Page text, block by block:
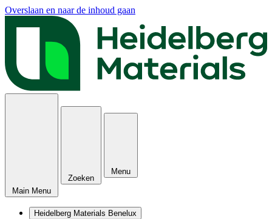
Overslaan en naar de inhoud gaan
Main Menu
Zoeken
Menu
Heidelberg Materials Benelux